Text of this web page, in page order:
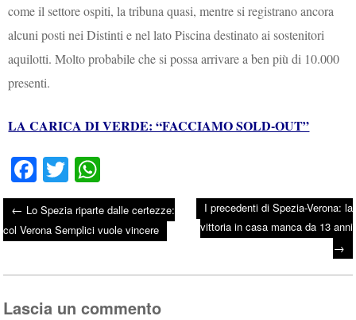
come il settore ospiti, la tribuna quasi, mentre si registrano ancora
alcuni posti nei Distinti e nel lato Piscina destinato ai sostenitori
aquilotti. Molto probabile che si possa arrivare a ben più di 10.000
presenti.
LA CARICA DI VERDE: “FACCIAMO SOLD-OUT”
Fa
ce
bo
ok
T
wi
tte
r
ha
ts
A
pp
Post navigation
← Lo Spezia riparte dalle certezze:
col Verona Semplici vuole vincere
I precedenti di Spezia-Verona: la
vittoria in casa manca da 13 anni
→
Lascia un commento